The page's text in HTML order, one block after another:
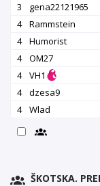
3
gena22121965
4
Rammstein
4
Humorist
4
OM27
4
VH1
4
dzesa9
4
Wlad
ŠKOTSKA.